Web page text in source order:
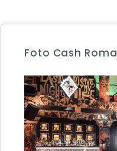
Foto Cash Roma